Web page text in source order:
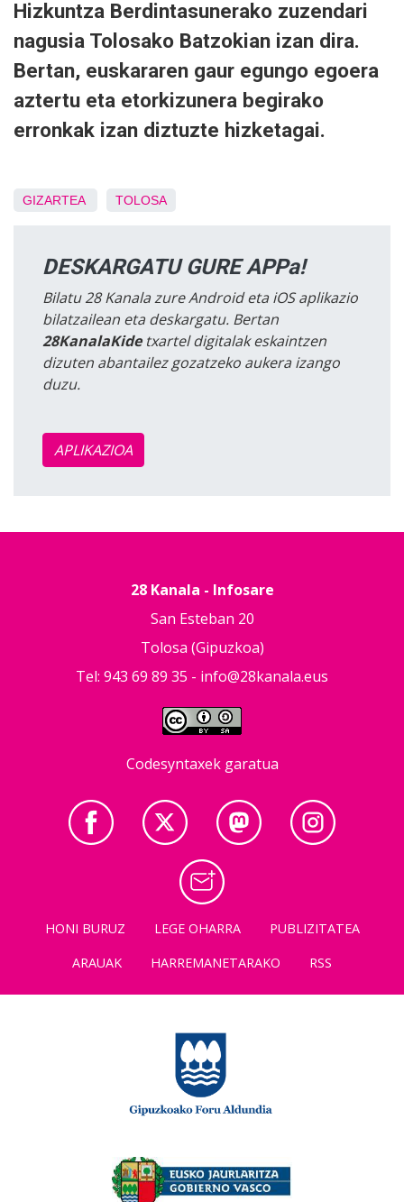
Hizkuntza Berdintasunerako zuzendari
nagusia Tolosako Batzokian izan dira.
Bertan, euskararen gaur egungo egoera
aztertu eta etorkizunera begirako
erronkak izan diztuzte hizketagai.
GIZARTEA TOLOSA
DESKARGATU GURE APPa!
Bilatu 28 Kanala zure Android eta iOS aplikazio
bilatzailean eta deskargatu. Bertan
28KanalaKidetxartel digitalak eskaintzen
dizuten abantailez gozatzeko aukera izango
duzu.
APLIKAZIOA
28 Kanala - Infosare
San Esteban 20
Tolosa (Gipuzkoa)
Tel: 943 69 89 35 - info@28kanala.eus
Codesyntaxek garatua
HONI BURUZ LEGE OHARRA
PUBLIZITATEA
ARAUAK
HARREMANETARAKO RSS